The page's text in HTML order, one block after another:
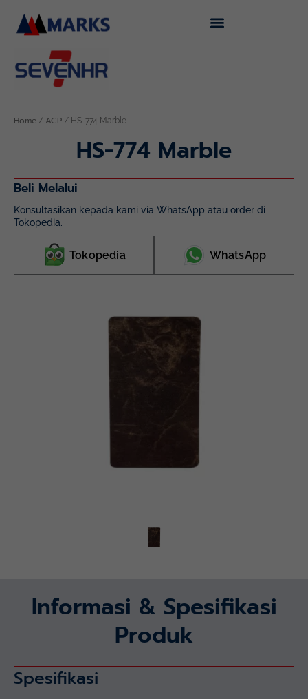
content
Home / ACP / HS-774 Marble
HS-774 Marble
Beli Melalui
Konsultasikan kepada kami via WhatsApp atau order di
Tokopedia.
Tokopedia WhatsApp
Informasi & Spesifikasi
Produk
Spesifikasi